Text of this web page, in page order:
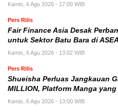
Kamis, 6 Agu 2026 - 17:00 WIB
Pers Rilis
Fair Finance Asia Desak
untuk Sektor Batu Bara di
Kamis, 6 Agu 2026 - 13:02 WIB
Pers Rilis
Shueisha Perluas Jangkauan
MILLION, Platform Manga
Kamis, 6 Agu 2026 - 13:00 WIB